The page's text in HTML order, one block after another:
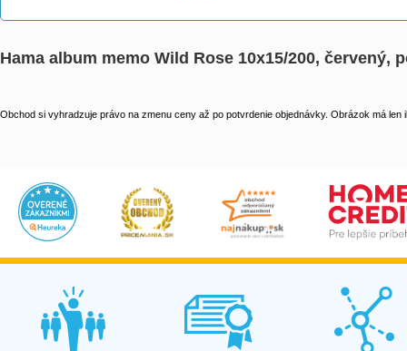
Hama album memo Wild Rose 10x15/200, červený,
Obchod si vyhradzuje právo na zmenu ceny až po potvrdenie objednávky. Obrázok má len